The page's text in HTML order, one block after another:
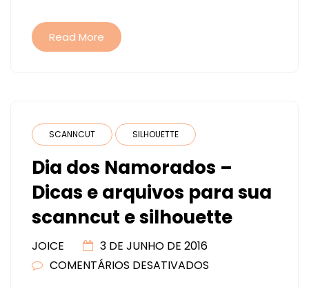
Read More
SCANNCUT SILHOUETTE
Dia dos Namorados –
Dicas e arquivos para sua
scanncut e silhouette
JOICE
3 DE JUNHO DE 2016
COMENTÁRIOS DESATIVADOS